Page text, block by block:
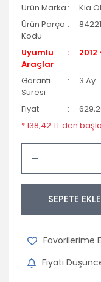
Ürün Marka
Kia
Ürün Parça
Kodu
Uyumlu
Araçlar
2012
Garanti
Süresi
3 Ay
Fiyat
* 138,42 TL den
SEPETE EKLE
Fiyatı